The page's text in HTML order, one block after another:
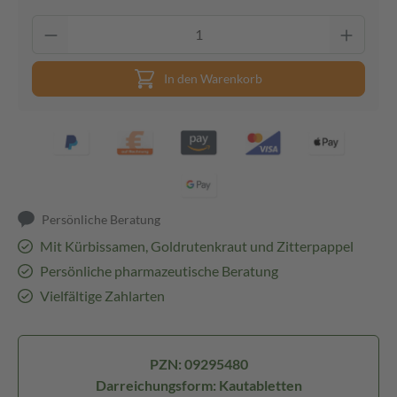
In den Warenkorb
Persönliche Beratung
Mit Kürbissamen, Goldrutenkraut und Zitterpappel
Persönliche pharmazeutische Beratung
Vielfältige Zahlarten
PZN: 09295480
Darreichungsform: Kautabletten